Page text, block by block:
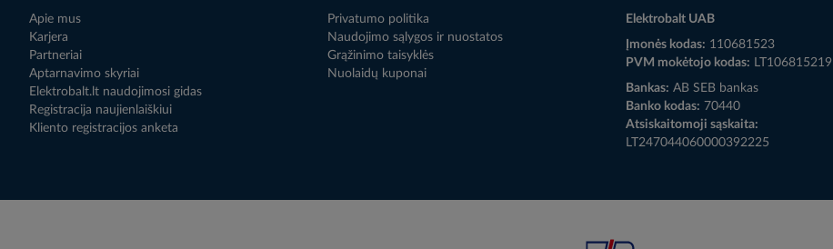
Apie mus
Karjera
Partneriai
Aptarnavimo skyriai
Elektrobalt.lt naudojimosi gidas
Registracija naujienlaiškiui
Kliento registracijos anketa
Privatumo politika
Naudojimo sąlygos ir nuostatos
Grąžinimo taisyklės
Nuolaidų kuponai
Elektrobalt UAB
Įmonės kodas: 110681523
PVM mokėtojo kodas: LT106815219
Bankas: AB SEB bankas
Banko kodas: 70440
Atsiskaitomoji sąskaita:
LT247044060000392225